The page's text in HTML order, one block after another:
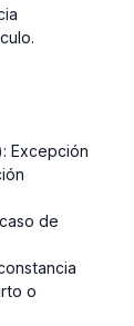
Excepción
de
o